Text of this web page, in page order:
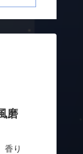
磨
香り